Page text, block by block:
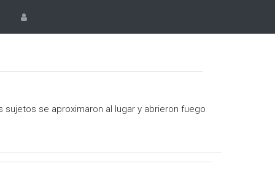
se aproximaron al lugar y abrieron fuego